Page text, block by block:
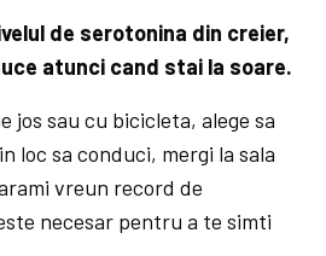
de serotonina din creier,
atunci cand stai la soare.
jos sau cu bicicleta, alege sa
loc sa conduci, mergi la sala
vreun record de
necesar pentru a te simti